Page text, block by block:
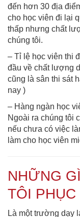
đến hơn 30 địa
cho học viên đi lại
thấp nhưng chất
chúng tôi.
– Tỉ lệ học viên thi
đầu về chất lượng
cũng là sân thi sát
nay )
– Hàng ngàn học
Ngoài ra chúng tôi
nếu chưa có việc
làm cho học viên
NHỮNG
TÔI
Là một trường dạy